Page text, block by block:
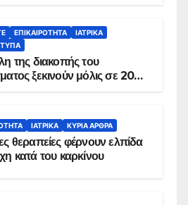
ΕΠΙΚΑΙΡΌΤΗΤΑ
ΙΑΤΡΙΚΆ
της διακοπής του
ξεκινούν μόλις σε 20
ΙΑΤΡΙΚΆ ΚΥΡΙΑ ΑΡΘΡΑ
θεραπείες φέρνουν ελπίδα
κατά του καρκίνου